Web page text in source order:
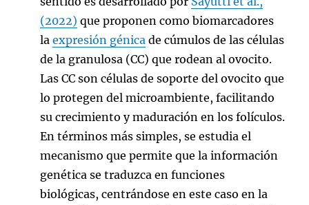
(2022) que proponen como biomarcadores
laexpresión génica de cúmulos de las células
de la granulosa (CC) que rodean al ovocito.
Las CC son células de soporte del ovocito que
lo protegen del microambiente, facilitando
su crecimiento y maduración en los folículos.
En términos más simples, se estudia el
mecanismo que permite que la información
genética se traduzca en funciones
biológicas, centrándose en este caso en la